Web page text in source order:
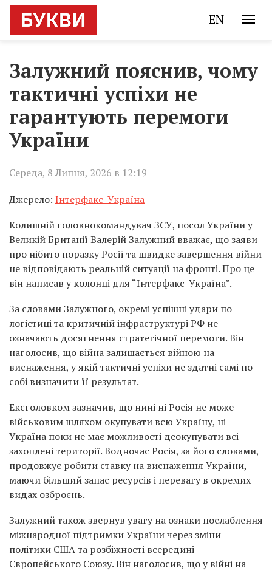
EN
Залужний пояснив, чому
тактичні успіхи не
гарантують перемоги
України
Середа, 8 Липня, 2026 в 12:19
Джерело: Інтерфакс-Україна
Колишній головнокомандувач ЗСУ, посол України у
Великій Британії Валерій Залужний вважає, що заяви
про нібито поразку Росії та швидке завершення війни
не відповідають реальній ситуації на фронті. Про це
він написав у колонці для “Інтерфакс-Україна”.
За словами Залужного, окремі успішні удари по
логістиці та критичній інфраструктурі РФ не
означають досягнення стратегічної перемоги. Він
наголосив, що війна залишається війною на
виснаження, у якій тактичні успіхи не здатні самі по
собі визначити її результат.
Ексголовком зазначив, що нині ні Росія не може
військовим шляхом окупувати всю Україну, ні
Україна поки не має можливості деокупувати всі
захоплені території. Водночас Росія, за його словами,
продовжує робити ставку на виснаження України,
маючи більший запас ресурсів і перевагу в окремих
видах озброєнь.
Залужний також звернув увагу на ознаки послаблення
міжнародної підтримки України через зміни
політики США та розбіжності всередині
Європейського Союзу. Він наголосив, що у війні на